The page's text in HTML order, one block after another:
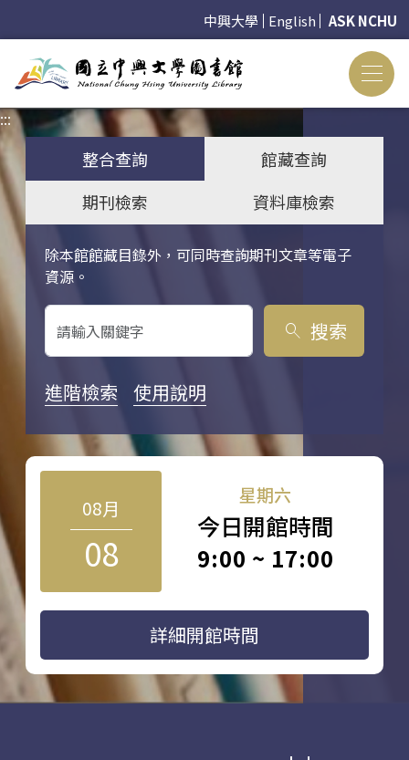
中興大學 English ASK NCHU
:::
整合查詢
館藏查詢
期刊檢索
資料庫檢索
除本館館藏目錄外，可同時查詢期刊文章等電子
資源。
關鍵字搜尋
search 搜索
進階檢索 使用說明
08月
08
星期六
今日開館時間
9:00 ~ 17:00
詳細開館時間